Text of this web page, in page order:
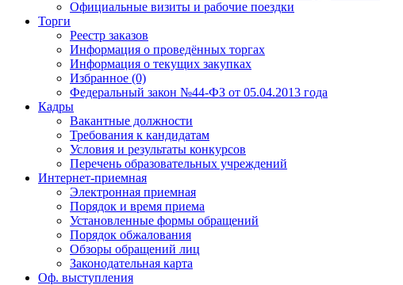
Официальные визиты и рабочие поездки
Торги
Реестр заказов
Информация о проведённых торгах
Информация о текущих закупках
Избранное (0)
Федеральный закон №44-ФЗ от 05.04.2013 года
Кадры
Вакантные должности
Требования к кандидатам
Условия и результаты конкурсов
Перечень образовательных учреждений
Интернет-приемная
Электронная приемная
Порядок и время приема
Установленные формы обращений
Порядок обжалования
Обзоры обращений лиц
Законодательная карта
Оф. выступления